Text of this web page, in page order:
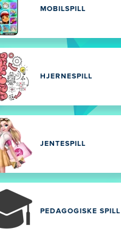
MOBILSPILL
HJERNESPILL
JENTESPILL
PEDAGOGISKE SPILL